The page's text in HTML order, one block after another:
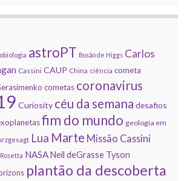
astroPT Bosão de Higgs Carlos
Cassini CAUP China ciência cometa
cometas coronavirus
Curiosity céu da semana desafios
fim do mundo geologia em
Lua Marte Missão Cassini
NASANeil deGrasse Tyson
plantão da descoberta